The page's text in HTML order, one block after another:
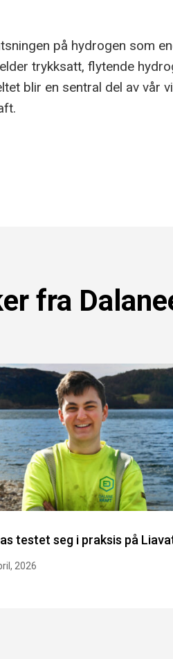
på hydrogen som
trykksatt, flytende
blir en sentral del av vår
fra
testet seg i praksis på
2026